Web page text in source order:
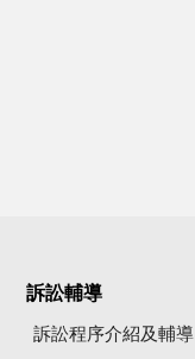
訴訟輔導
訴訟程序介紹及輔導